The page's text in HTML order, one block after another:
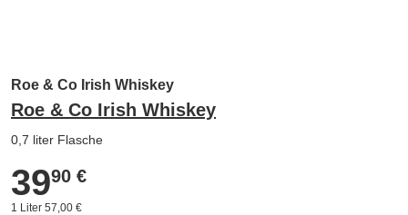
Roe & Co Irish Whiskey
Roe & Co Irish Whiskey
0,7 liter Flasche
39,90 €
3990 €
1 Liter 57,00 €